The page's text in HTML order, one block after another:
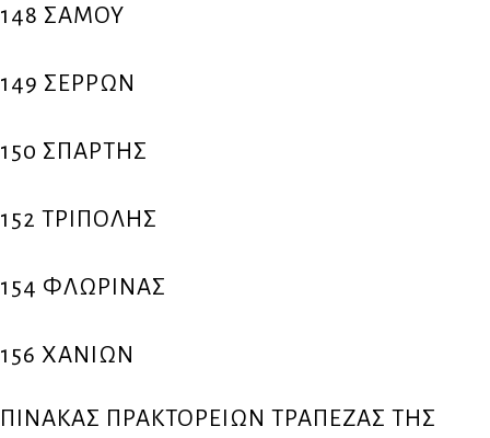
148 ΣΑΜΟΥ
149 ΣΕΡΡΩΝ
150 ΣΠΑΡΤΗΣ
152 ΤΡΙΠΟΛΗΣ
154 ΦΛΩΡΙΝΑΣ
156 ΧΑΝΙΩΝ
ΠΙΝΑΚΑΣ ΠΡΑΚΤΟΡΕΙΩΝ ΤΡΑΠΕΖΑΣ ΤΗΣ